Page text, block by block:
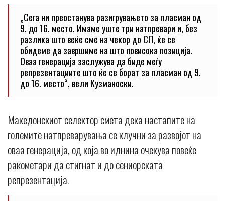
„Сега ни преостанува разигрувањето за пласман од
9. до 16. место. Имаме уште три натпревари и, без
разлика што веќе сме на чекор до СП, ќе се
обидеме да завршиме на што повисока позиција.
Оваа генерација заслужува да биде меѓу
репрезентациите што ќе се борат за пласман од 9.
до 16. место“, вели Кузманоски.
Македонскиот селектор смета дека настапите на
големите натпреварувања се клучни за развојот на
оваа генерација, од која во иднина очекува повеќе
ракометари да стигнат и до сениорската
репрезентација.